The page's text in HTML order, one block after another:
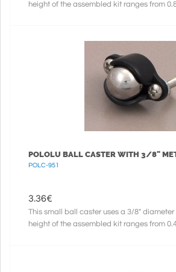
height of the assembled kit ranges from
POLOLU BALL CASTER WITH 3/8"
POLC-951
3.36€
This small ball caster uses a 3/8"
height of the assembled kit ranges from